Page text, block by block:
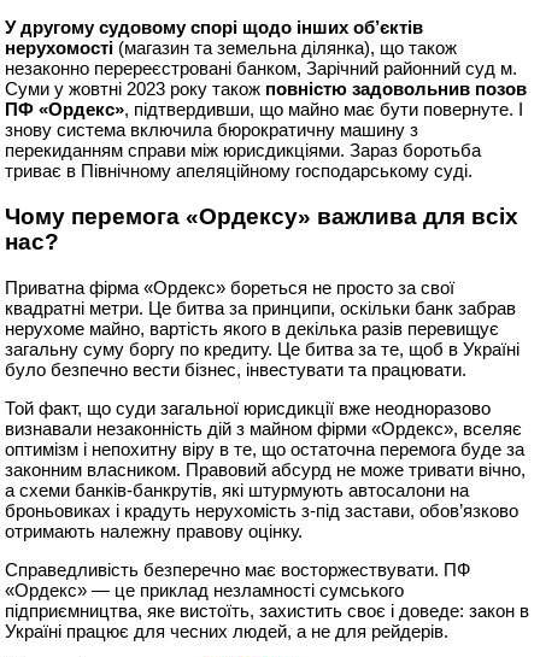
У другому судовому спорі щодо інших об’єктів
нерухомості (магазин та земельна ділянка), що також
незаконно перереєстровані банком, Зарічний районний суд м.
Суми у жовтні 2023 року також повністю задовольнив позов
ПФ «Ордекс», підтвердивши, що майно має бути повернуте. І
знову система включила бюрократичну машину з
перекиданням справи між юрисдикціями. Зараз боротьба
триває в Північному апеляційному господарському суді.
Чому перемога «Ордексу» важлива для всіх
нас?
Приватна фірма «Ордекс» бореться не просто за свої
квадратні метри. Це битва за принципи, оскільки банк забрав
нерухоме майно, вартість якого в декілька разів перевищує
загальну суму боргу по кредиту. Це битва за те, щоб в Україні
було безпечно вести бізнес, інвестувати та працювати.
Той факт, що суди загальної юрисдикції вже неодноразово
визнавали незаконність дій з майном фірми «Ордекс», вселяє
оптимізм і непохитну віру в те, що остаточна перемога буде за
законним власником. Правовий абсурд не може тривати вічно,
а схеми банків-банкрутів, які штурмують автосалони на
броньовиках і крадуть нерухомість з-під застави, обов’язково
отримають належну правову оцінку.
Справедливість безперечно має восторжествувати. ПФ
«Ордекс» — це приклад незламності сумського
підприємництва, яке вистоїть, захистить своє і доведе: закон в
Україні працює для чесних людей, а не для рейдерів.